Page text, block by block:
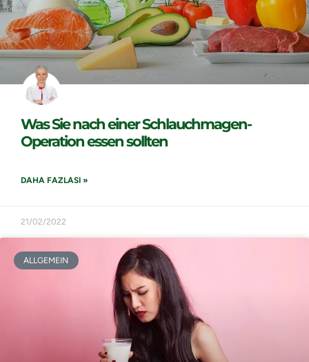
Was Sie nach einer Schlauchmagen-
Operation essen sollten
DAHA FAZLASI »
21/02/2022
ALLGEMEIN